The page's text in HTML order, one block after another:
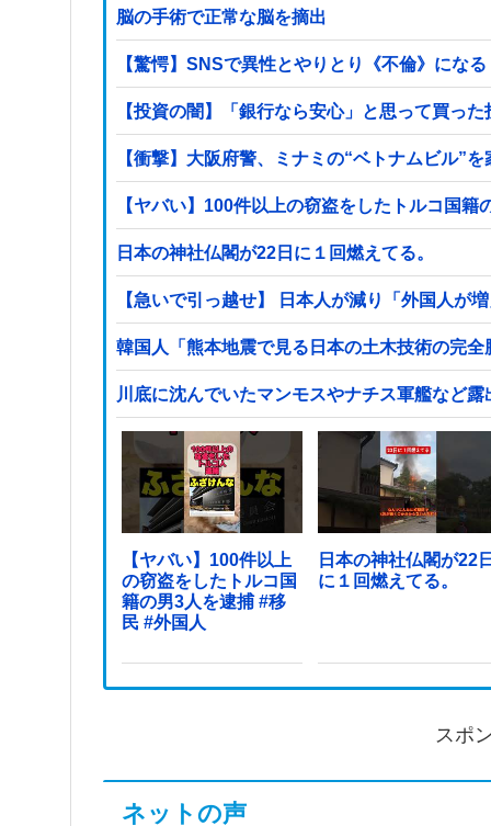
脳の手術で正常な脳を摘出
【驚愕】SNSで異性とやりとり《不倫》にな
【投資の闇】「銀行なら安心」と思って買っ
【衝撃】大阪府警、ミナミの“ベトナムビル”
日本の神社仏閣が22日に１回燃えてる。
【急いで引っ越せ】 日本人が減り「外国人
韓国人「熊本地震で見る日本の土木技術の完
川底に沈んでいたマンモスやナチス軍艦など
【ヤバい】100件以上
の窃盗をしたトルコ国
籍の男3人を逮捕 #移
民 #外国人
日本の神社仏閣が22
に１回燃えてる。
スポ
ネットの声